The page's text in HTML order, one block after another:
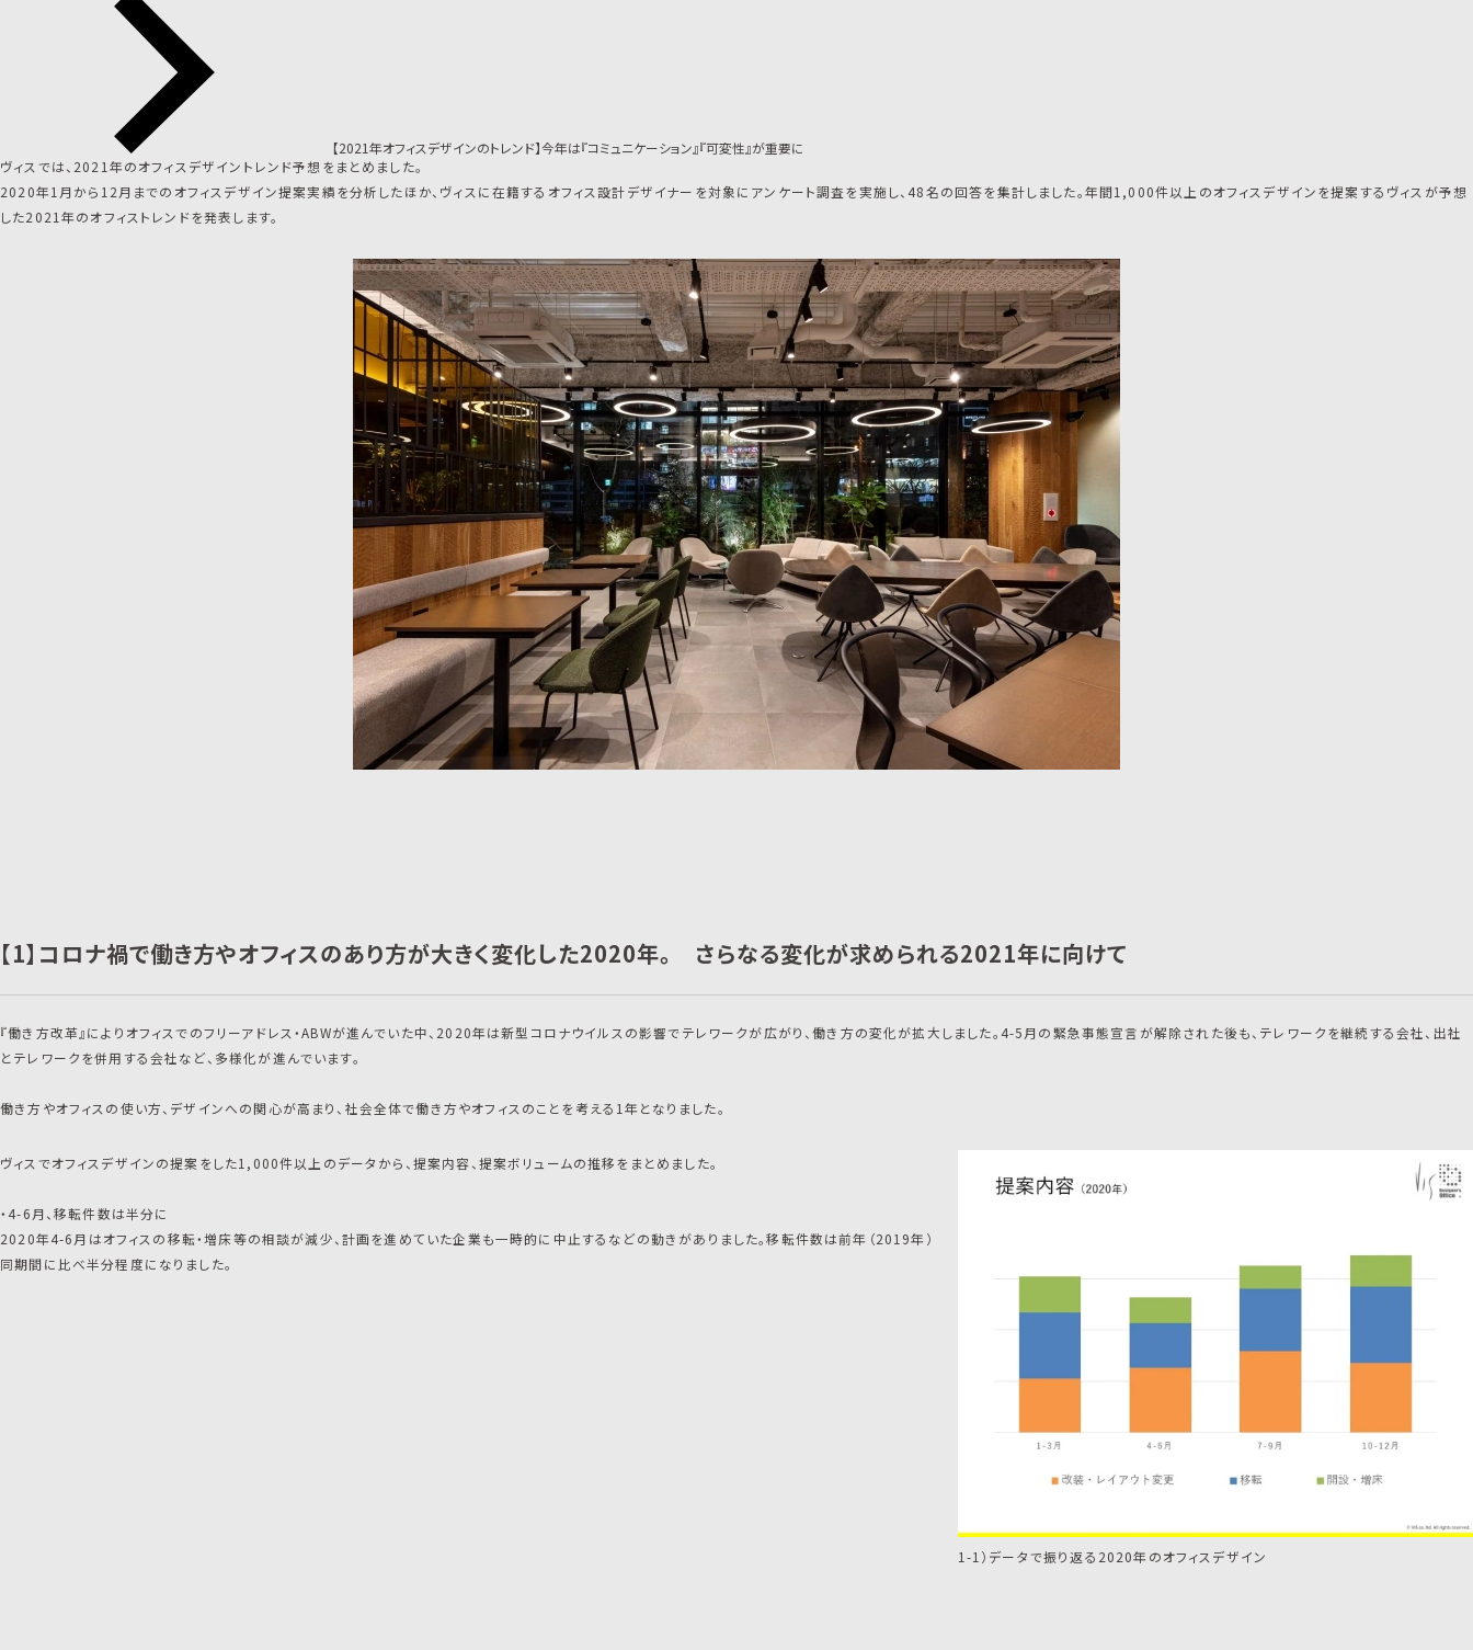
【2021年オフィスデザインのトレンド】今年は『コミュニケーション』『可変性』が重要に
ヴィスでは、2021年のオフィスデザイントレンド予想をまとめました。
2020年1月から12月までのオフィスデザイン提案実績を分析したほか、ヴィスに在籍するオフィス設計デザイナーを対象にアンケート調査を実施し、48名の回答を集計しました。年間1,000件以上のオフィスデザインを提案するヴィスが予想
した2021年のオフィストレンドを発表します。
【1】コロナ禍で働き方やオフィスのあり方が大きく変化した2020年。 さらなる変化が求められる2021年に向けて
『働き方改革』によりオフィスでのフリーアドレス・ABWが進んでいた中、2020年は新型コロナウイルスの影響でテレワークが広がり、働き方の変化が拡大しました。4-5月の緊急事態宣言が解除された後も、テレワークを継続する会社、出社
とテレワークを併用する会社など、多様化が進んでいます。
働き方やオフィスの使い方、デザインへの関心が高まり、社会全体で働き方やオフィスのことを考える1年となりました。
1-1）データで振り返る2020年のオフィスデザイン
ヴィスでオフィスデザインの提案をした1,000件以上のデータから、提案内容、提案ボリュームの推移をまとめました。
・4-6月、移転件数は半分に
2020年4-6月はオフィスの移転・増床等の相談が減少、計画を進めていた企業も一時的に中止するなどの動きがありました。移転件数は前年（2019年）
同期間に比べ半分程度になりました。